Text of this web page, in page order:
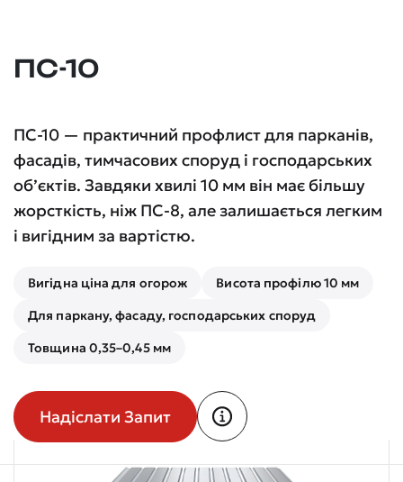
ПС-10
ПС-10 — практичний профлист для парканів,
фасадів, тимчасових споруд і господарських
об’єктів. Завдяки хвилі 10 мм він має більшу
жорсткість, ніж ПС-8, але залишається легким
і вигідним за вартістю.
Вигідна ціна для огорож
Висота профілю 10 мм
Для паркану, фасаду, господарських споруд
Товщина 0,35–0,45 мм
Надіслати Запит